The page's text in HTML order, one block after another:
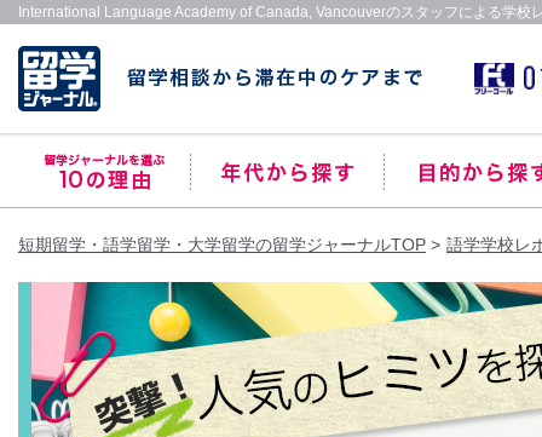
International Language Academy of Canada, Vancouverのスタッフによる学校
短期留学・語学留学・大学留学の留学ジャーナルTOP 語学学校レ